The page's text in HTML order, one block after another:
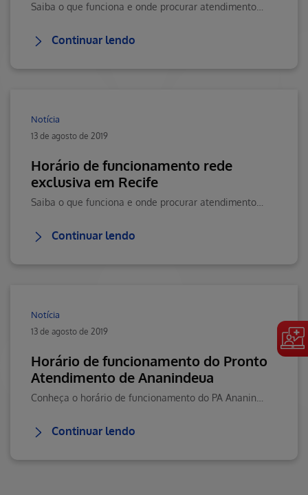
Continuar lendo
Notícia
13 de agosto de 2019
Horário de funcionamento rede
exclusiva em Recife
Continuar lendo
Notícia
13 de agosto de 2019
Horário de funcionamento do Pronto
Atendimento de Ananindeua
Continuar lendo